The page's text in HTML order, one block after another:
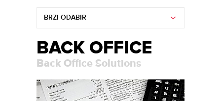
BRZI ODABIR
BACK OFFICE
Back Office Solutions